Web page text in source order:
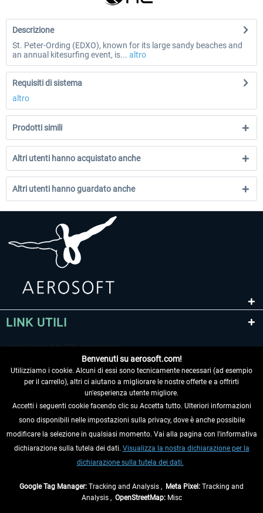
Descrizione
St. Peter-Ording (EDXO), known for its large sandy beaches and
an annual kitesurfing event, is... altro
Requisiti di sistema
altro
Prodotti simili
Altri utenti hanno acquistato anche
Altri utenti hanno guardato anche
LINK UTILI
RECEDERE DAL CONTRATTO
INFORMAZIONI
Benvenuti su aerosoft.com!
Utilizziamo i cookie. Alcuni di essi sono tecnicamente necessari (ad esempio
per il carrello), altri ci aiutano a migliorare le nostre offerte e a offrirti
un'esperienza utente migliore.
Accetti i seguenti cookie facendo clic su Accetta tutto. Ulteriori informazioni
sono disponibili nelle impostazioni sulla privacy, dove è anche possibile
modificare la selezione in qualsiasi momento. Vai alla pagina con l'informativa
dichiarazione sulla tutela dei dati. Visualizza la nostra dichiarazione per la
dichiarazione sulla tutela dei dati.
Google Tag Manager: Tracking and Analysis , Meta Pixel: Tracking and
Analysis , OpenStreetMap:Misc